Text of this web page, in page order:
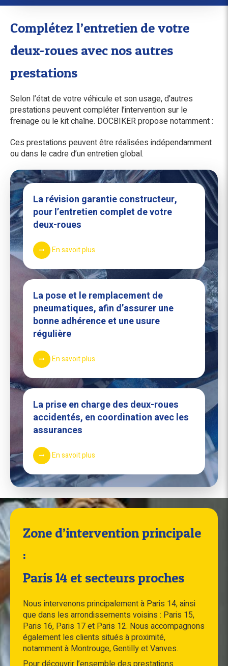
Complétez l’entretien de votre
deux-roues avec nos autres
prestations
Selon l’état de votre véhicule et son usage, d’autres
prestations peuvent compléter l’intervention sur le
freinage ou le kit chaîne. DOCBIKER propose notamment :
Ces prestations peuvent être réalisées indépendamment
ou dans le cadre d’un entretien global.
La révision garantie constructeur,
pour l’entretien complet de votre
deux-roues
En savoit plus
La pose et le remplacement de
pneumatiques, afin d’assurer une
bonne adhérence et une usure
régulière
En savoit plus
La prise en charge des deux-roues
accidentés, en coordination avec les
assurances
En savoit plus
Zone d’intervention principale
:
Paris 14 et secteurs proches
Nous intervenons principalement à Paris 14, ainsi
que dans les arrondissements voisins : Paris 15,
Paris 16, Paris 17 et Paris 12. Nous accompagnons
également les clients situés à proximité,
notamment à Montrouge, Gentilly et Vanves.